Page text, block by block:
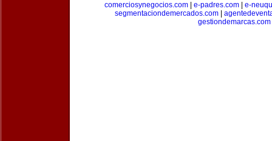
comerciosynegocios.com| e-padres.com| e-
segmentaciondemercados.com
gestiondemarcas.com